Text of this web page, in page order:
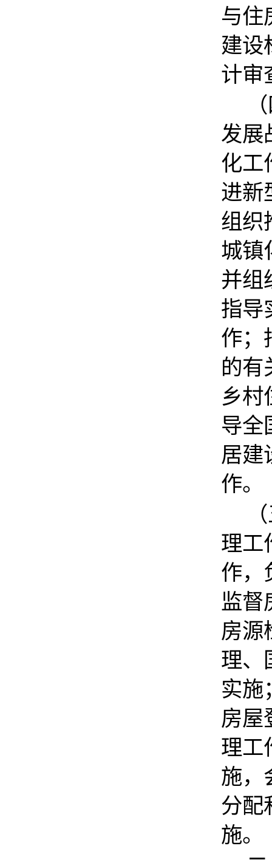
与住
建设
计审
发展
化工
进新
组织
城镇
并组
指导
作；
的有
乡村
导全
居建
作。
理工
作，
监督
房源
理、
实施
房屋
理工
施，
分配
施。